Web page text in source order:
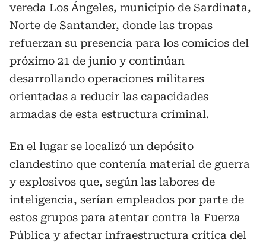
vereda Los Ángeles, municipio de Sardinata,
Norte de Santander, donde las tropas
refuerzan su presencia para los comicios del
próximo 21 de junio y continúan
desarrollando operaciones militares
orientadas a reducir las capacidades
armadas de esta estructura criminal.
En el lugar se localizó un depósito
clandestino que contenía material de guerra
y explosivos que, según las labores de
inteligencia, serían empleados por parte de
estos grupos para atentar contra la Fuerza
Pública y afectar infraestructura crítica del